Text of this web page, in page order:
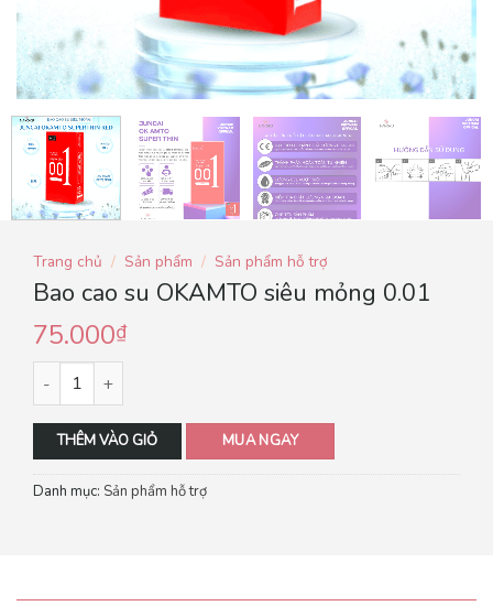
Trang chủ / Sản phẩm / Sản phẩm hỗ trợ
Bao cao su OKAMTO siêu mỏng 0.01
75.000₫
THÊM VÀO GIỎ MUA NGAY
Danh mục: Sản phẩm hỗ trợ